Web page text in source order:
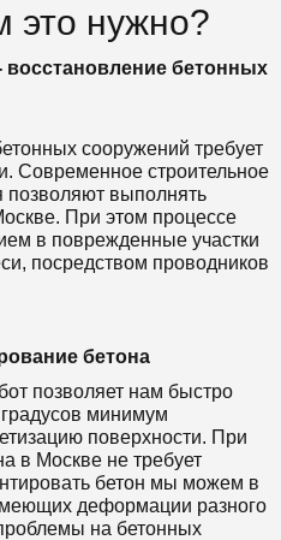
это нужно?
восстановление бетонных
сооружений требует
Современное строительное
позволяют выполнять
При этом процессе
в поврежденные участки
посредством проводников
бетона
позволяет нам быстро
минимум
поверхности. При
в Москве не требует
бетон мы можем в
деформации разного
на бетонных